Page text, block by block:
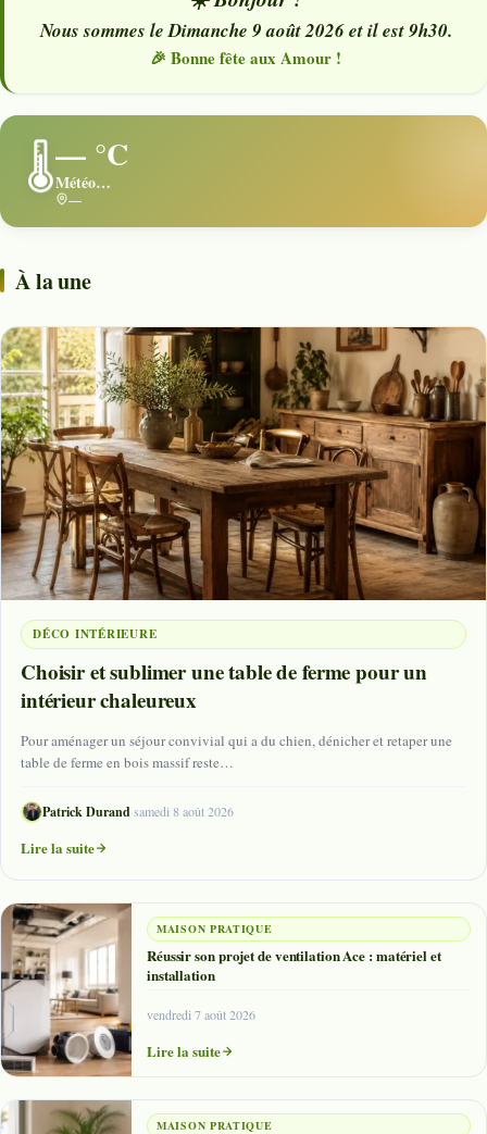
Nous sommes le Dimanche 9 août 2026 et il est 9h30.
🎉 Bonne fête aux Amour !
🌡️— °C
Météo…
—
À la une
DÉCO INTÉRIEURE
Choisir et sublimer une table de ferme pour un
intérieur chaleureux
Pour aménager un séjour convivial qui a du chien, dénicher et retaper une
table de ferme en bois massif reste…
Patrick Durand·samedi 8 août 2026
Lire la suite
MAISON PRATIQUE
Réussir son projet de ventilation Ace : matériel et
installation
vendredi 7 août 2026
Lire la suite
MAISON PRATIQUE